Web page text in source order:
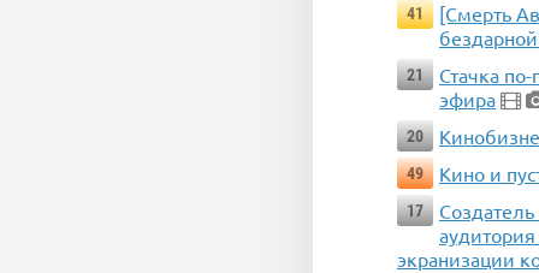
41
[Смерть
21
Стачка
эфира
20
49 Кино и
17
экранизации